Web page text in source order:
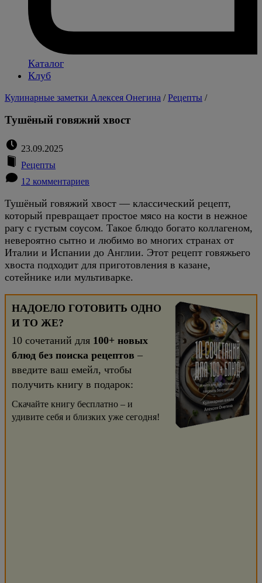
Каталог
Клуб
Кулинарные заметки Алексея Онегина /Рецепты /
Тушёный говяжий хвост
23.09.2025
Рецепты
12 комментариев
Тушёный говяжий хвост — классический рецепт,
который превращает простое мясо на кости в нежное
рагу с густым соусом. Такое блюдо богато коллагеном,
невероятно сытно и любимо во многих странах от
Италии и Испании до Англии. Этот рецепт говяжьего
хвоста подходит для приготовления в казане,
сотейнике или мультиварке.
НАДОЕЛО ГОТОВИТЬ ОДНО
И ТО ЖЕ?
10 сочетаний для 100+ новых
блюд без поиска рецептов –
введите ваш емейл, чтобы
получить книгу в подарок:
Скачайте книгу бесплатно – и
удивите себя и близких уже сегодня!